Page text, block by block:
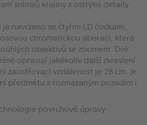
snímků krajiny s ostrými detaily
navrženo se čtyřmi LD čočkami,
chromatickou aberaci, která
objektivů se zoomem. Dvě
opravují jakékoliv další zkreslení
zaostřovací vzdálenost je 28 cm. Je
předmětu s rozmazaným pozadím i
povrchové úpravy